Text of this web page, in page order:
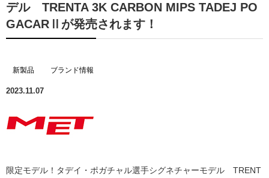
デル TRENTA 3K CARBON MIPS TADEJ PO
GACARⅡが発売されます！
新製品 ブランド情報
2023.11.07
限定モデル！タデイ・ポガチャル選手シグネチャーモデル TRENT